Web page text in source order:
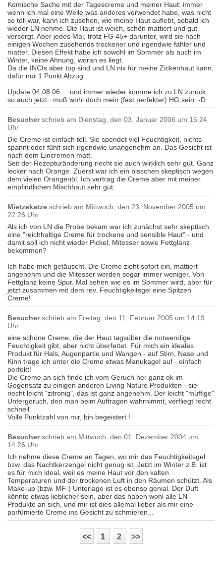
Komische Sache mit der Tagescreme und meiner Haut: immer
wenn ich mal eine Weile was anderes verwendet habe, was nicht
so toll war, kann ich zusehen, wie meine Haut auflebt, sobald ich
wieder LN nehme. Die Haut ist weich, schön mattiert und gut
versorgt. Aber jedes Mal, trotz FG 45+ darunter, wird sie nach
einigen Wochen zusehends trockener und irgendwie fahler und
matter. Diesen Effekt habe ich sowohl im Sommer als auch im
Winter, keine Ahnung, woran es liegt.
Da die INCIs aber top sind und LN nix für meine Zickenhaut kann,
dafür nur 1 Punkt Abzug.
Update 04.08.06: ...und immer wieder komme ich zu LN zurück,
so auch jetzt...muß wohl doch mein (fast perfekter) HG sein :-D
Besucher schrieb am Dienstag, den 03. Januar 2006 um 15:24
Uhr
Die Creme ist einfach toll. Sie spendet viel Feuchtigkeit, nichts
spannt oder fühlt sich irgendwie unangenehm an. Das Gesicht ist
nach dem Eincremen matt.
Seit der Rezepturänderung riecht sie auch wirklich sehr gut. Ganz
lecker nach Orange. Zuerst war ich ein bisschen skeptisch wegen
dem vielen Orangenöl. Ich vertrag die Creme aber mit meiner
empfindlichen Mischhaut sehr gut.
Mietzekatze schrieb am Mittwoch, den 23. November 2005 um
22:26 Uhr
Als ich von LN die Probe bekam war ich zunächst sehr skeptisch:
eine "reichhaltige Creme für trockene und sensible Haut" - und
damit soll ich nicht wieder Pickel, Mitesser sowie Fettglanz
bekommen?
Ich habe mich getäuscht. Die Creme zieht sofort ein, mattiert
angenehm und die Mitesser werden sogar immer weniger. Von
Fettglanz keine Spur. Mal sehen wie es im Sommer wird, aber für
jetzt zusammen mit dem rev. Feuchtigkeitsgel eine Spitzen
Creme!
Besucher schrieb am Freitag, den 11. Februar 2005 um 14:19
Uhr
eine schöne Creme, die der Haut tagsüber die notwendige
Feuchtigkeit gibt, aber nicht überfettet. Für mich ein ideales
Produkt für Hals, Augenpartie und Wangen - auf Stirn, Nase und
Kinn trage ich unter die Creme etwas Manukagel auf - einfach
perfekt!
Die Creme an sich finde ich vom Geruch her ganz ok im
Gegensatz zu einigen anderen Living Nature Produkten - sie
riecht leicht "zitronig", das ist ganz angenehm. Der leicht "muffige"
Untergeruch, den man beim Auftragen wahrnimmt, verfliegt recht
schnell.
Volle Punktzahl von mir, bin begeistert !
Besucher schrieb am Mittwoch, den 01. Dezember 2004 um
14:26 Uhr
Ich nehme diese Creme an Tagen, wo mir das Feuchtigkeitsgel
bzw. das Nachtkerzengel nicht genug ist. Jetzt im Winter z.B. ist
es für mich ideal, weil es meine Haut vor den kalten
Temperaturen und der trockenen Luft in den Räumen schützt. Als
Make-up (bzw. MF-) Unterlage ist es ebenso genial. Der Duft
könnte etwas lieblicher sein, aber das haben wohl alle LN
Produkte an sich, und mir ist dies allemal lieber als mir eine
parfümierte Creme ins Gesicht zu schmieren...
<< 1 2 >>